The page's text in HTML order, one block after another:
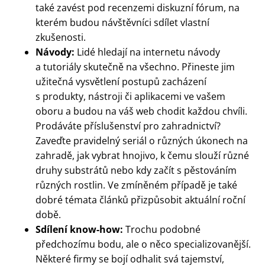
také zavést pod recenzemi diskuzní fórum, na
kterém budou návštěvníci sdílet vlastní
zkušenosti.
Návody: Lidé hledají na internetu návody
a tutoriály skutečně na všechno. Přineste jim
užitečná vysvětlení postupů zacházení
s produkty, nástroji či aplikacemi ve vašem
oboru a budou na váš web chodit každou chvíli.
Prodáváte příslušenství pro zahradnictví?
Zaveďte pravidelný seriál o různých úkonech na
zahradě, jak vybrat hnojivo, k čemu slouží různé
druhy substrátů nebo kdy začít s pěstováním
různých rostlin. Ve zmíněném případě je také
dobré témata článků přizpůsobit aktuální roční
době.
Sdílení know-how: Trochu podobné
předchozímu bodu, ale o něco specializovanější.
Některé firmy se bojí odhalit svá tajemství,